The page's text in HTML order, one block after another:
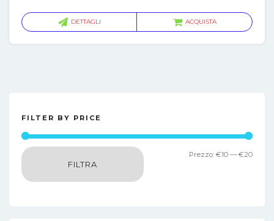
DETTAGLI ACQUISTA
FILTER BY PRICE
FILTRA
Prezzo: €10 —€20